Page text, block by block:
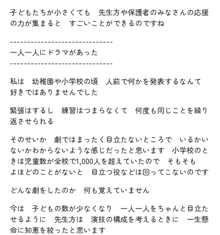
子どもたちが小さくても 先生方や保護者のみなさんの応援
の力が集まると すごいことができるのですね
------------------------------
一人一人にドラマがあった
------------------------------
私は 幼稚園や小学校の頃 人前で何かを発表するなんて
好きではありませんでした
緊張はするし 練習はつまらなくて 何度も同じことを繰り
返させられる
そのせいか 劇ではまったく目立たないところで いるかい
ないかわからないような感じだったと思います 小学校のと
きは児童数が全校で1,000人を超えていたので そもそも
よほどのことがないと 目立つ役などは回ってこないのです
どんな劇をしたのか 何も覚えていません
今は 子どもの数が少なくなり 一人一人をちゃんと目立た
せるように 先生方は 演技の構成を考えるときに 一生懸
命に知恵を絞ったと思います